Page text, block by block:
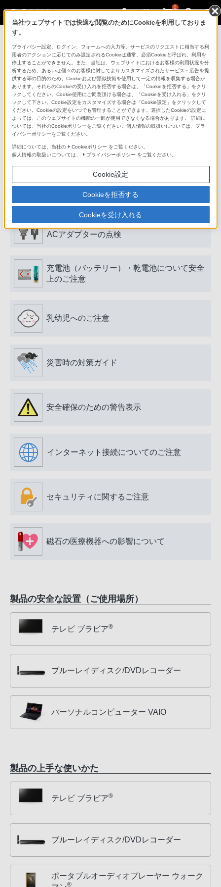
0
製品を安全に、安心してご使用いただ
くために
日常の清掃・点検が大切です。安全のため取扱説明書を
よく読みましょう。
製品に関する重要なお知らせ
安全で上手な使いかた
愛情点検のおすすめ
電源プラグ・コード、USB端子・ケーブル、
ACアダプターの点検
充電池（バッテリー）・乾電池について安全
上のご注意
乳幼児へのご注意
災害時の対策ガイド
安全確保のための警告表示
インターネット接続についてのご注意
セキュリティに関するご注意
磁石の医療機器への影響について
製品の安全な設置（ご使用場所）
テレビ ブラビア®
ブルーレイディスク/DVDレコーダー
パーソナルコンピューター VAIO
製品の上手な使いかた
テレビ ブラビア®
ブルーレイディスク/DVDレコーダー
ポータブルオーディオプレーヤー ウォーク
®
当社ウェブサイトでは快適な閲覧のためにCookieを利用しておりま
す。
プライバシー設定、ログイン、フォームへの入力等、サービスのリクエストに相当する利
用者のアクションに応じてのみ設定されるCookieは通常、必須Cookieと呼ばれ、利用を
停止することができません。また、当社は、ウェブサイトにおけるお客様の利用状況を分
析するため、あるいは個々のお客様に対してよりカスタマイズされたサービス・広告を提
供する等の目的のため、Cookieおよび類似技術を使用して一定の情報を収集する場合が
あります。それらのCookieの受け入れを拒否する場合は、「Cookieを拒否する」をクリ
ックしてください。Cookie使用にご同意頂ける場合は、「Cookieを受け入れる」をクリ
ックして下さい。Cookie設定をカスタマイズする場合は「Cookie設定」をクリックして
ください。Cookieの設定をいつでも管理することができます。選択したCookieの設定に
よっては、このウェブサイトの機能の一部が使用できなくなる場合があります。 詳細に
ついては、当社のCookieポリシーをご覧ください。個人情報の取扱いについては、プラ
イバシーポリシーをご覧ください。
詳細については、当社の Cookieポリシー をご覧ください。
個人情報の取扱いについては、
プライバシーポリシー をご覧ください。
Cookie設定
Cookieを拒否する
Cookieを受け入れる